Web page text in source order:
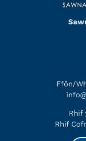
Ffôn/
Rhif
Rhif